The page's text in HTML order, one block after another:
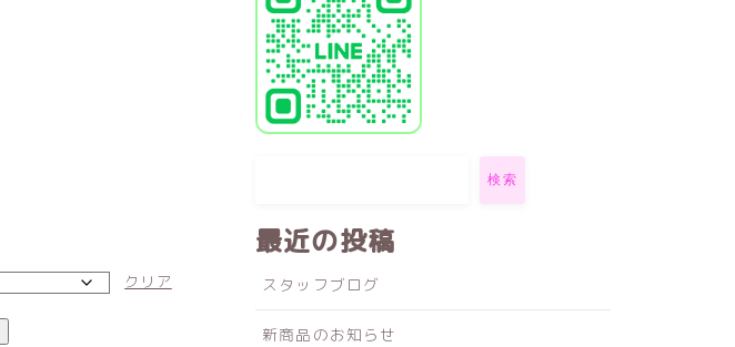
クリア
検索
最近の投稿
スタッフブログ
新商品のお知らせ